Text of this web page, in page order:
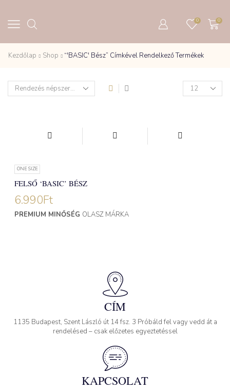
0 0
Kezdőlap Shop “'BASIC' Bész” Címkével Rendelkező Termékek
ONE SIZE
FELSŐ ‘BASIC’ BÉSZ
6.990Ft
PREMIUM MINŐSÉG OLASZ MÁRKA
CÍM
1135 Budapest, Szent László út 14 fsz. 3 Próbáld fel vagy vedd át a
rendelésed – csak előzetes egyeztetéssel
KAPCSOLAT